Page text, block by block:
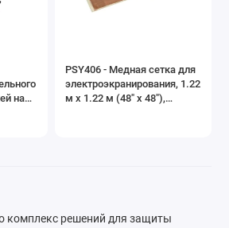
на
PSY406 - Медная сетка для
электроэкранирования, 1.22
м x 1.22 м (48" x 48"),
комплекс решений для защиты